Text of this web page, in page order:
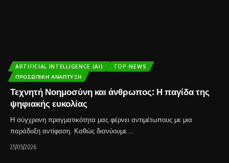
ARTIFICIAL INTELLIGENCE (AI)
TOP-NEWS
ΠΡΟΣΩΠΙΚΉ ΑΝΆΠΤΥΞΗ
Τεχνητή Νοημοσύνη και άνθρωπος: Η παγίδα της
ψηφιακής ευκολίας
Η σύγχρονη πραγματικότητα μας φέρνει αντιμέτωπους με μια
παράδοξη αντίφαση. Καθώς διανύουμε…
25/05/2026